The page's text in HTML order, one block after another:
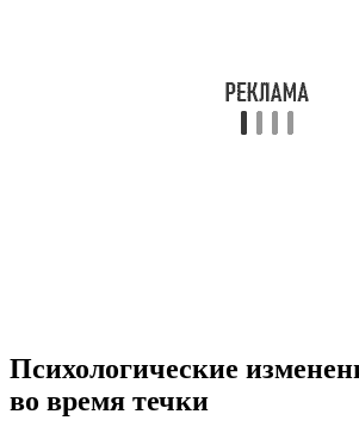
Психологические
во время течки